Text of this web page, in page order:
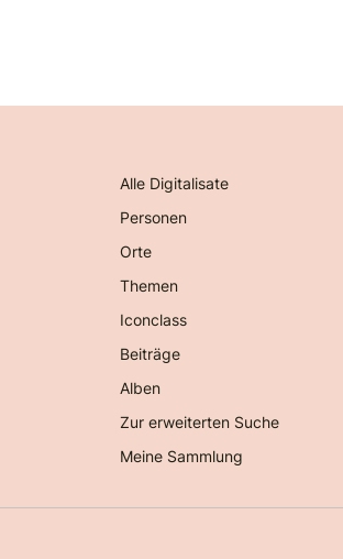
Alle Digitalisate
Personen
Orte
Themen
Iconclass
Beiträge
Alben
Zur erweiterten Suche
Meine Sammlung